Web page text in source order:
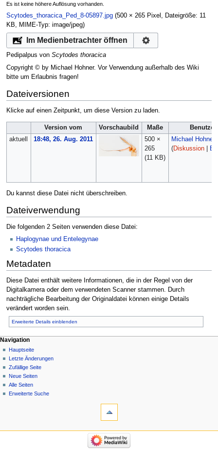
Es ist keine höhere Auflösung vorhanden.
Scytodes_thoracica_Ped_8-05897.jpg‎ (500 × 265 Pixel, Dateigröße: 11
KB, MIME-Typ: image/jpeg)
Im Medienbetrachter öffnen
Pedipalpus von Scytodes thoracica
Copyright © by Michael Hohner. Vor Verwendung außerhalb des Wiki
bitte um Erlaubnis fragen!
Dateiversionen
Klicke auf einen Zeitpunkt, um diese Version zu laden.
Version vom Vorschaubild Maße
Benutzer
aktuell
18:48, 26. Aug. 2011
500 ×
265
(11 KB)
Michael Hohner
(Diskussion|
Du kannst diese Datei nicht überschreiben.
Dateiverwendung
Die folgenden 2 Seiten verwenden diese Datei:
Haplogynae und Entelegynae
Scytodes thoracica
Metadaten
Diese Datei enthält weitere Informationen, die in der Regel von der
Digitalkamera oder dem verwendeten Scanner stammen. Durch
nachträgliche Bearbeitung der Originaldatei können einige Details
verändert worden sein.
Erweiterte Details einblenden
Navigation
Hauptseite
Letzte Änderungen
Zufällige Seite
Neue Seiten
Alle Seiten
Erweiterte Suche